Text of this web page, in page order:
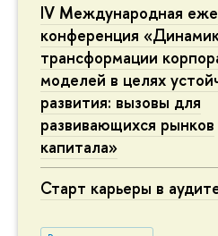
IV Международная
конференция
трансформации
моделей в целях
развития: вызовы для
развивающихся рынков
капитала»
Старт карьеры в